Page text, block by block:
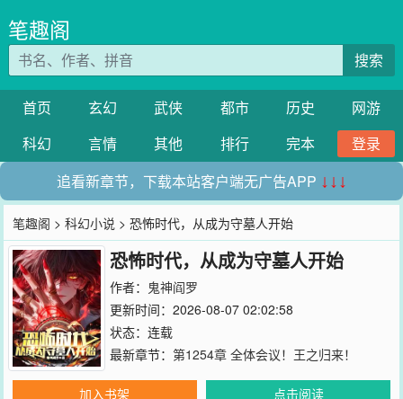
笔趣阁
搜索
首页 玄幻 武侠 都市 历史
网游
科幻
言情 其他 排行 完本
登录
追看新章节，下载本站客户端无广告APP ↓↓↓
笔趣阁 >科幻小说 > 恐怖时代，从成为守墓人开始
恐怖时代，从成为守墓人开始
作者： 鬼神阎罗
更新时间：2026-08-07 02:02:58
状态：连载
最新章节： 第1254章 全体会议！王之归来！
加入书架
点击阅读